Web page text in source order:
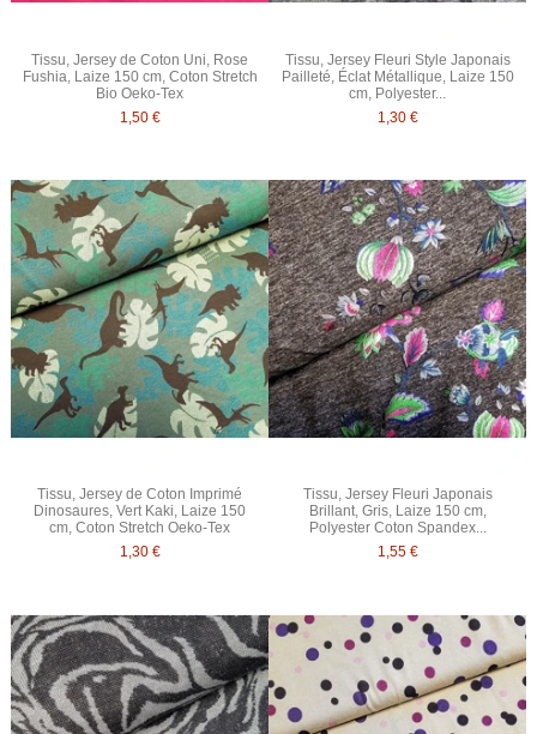
Tissu, Jersey de Coton Uni, Rose
Fushia, Laize 150 cm, Coton Stretch
Bio Oeko-Tex
1,50 €
Tissu, Jersey Fleuri Style Japonais
Pailleté, Éclat Métallique, Laize 150
cm, Polyester...
1,30 €
Tissu, Jersey de Coton Imprimé
Dinosaures, Vert Kaki, Laize 150
cm, Coton Stretch Oeko-Tex
1,30 €
Tissu, Jersey Fleuri Japonais
Brillant, Gris, Laize 150 cm,
Polyester Coton Spandex...
1,55 €